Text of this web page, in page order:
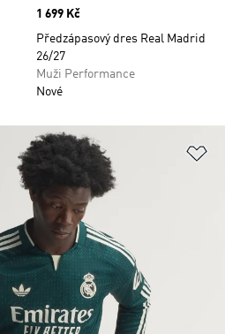
Price
1 699 Kč
Předzápasový dres Real Madrid
26/27
Muži Performance
Nové